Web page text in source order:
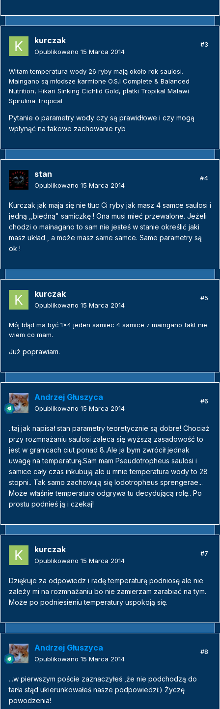
kurczak
Opublikowano 15 Marca 2014
#3
Witam temperatura wody 26 ryby mają około rok saulosi.
Maingano są młodsze karmione O.S.I Complete & Balanced
Nutrition, Hikari Sinking Cichlid Gold, płatki Tropikal Malawi
Spirulina Tropical
Pytanie o parametry wody czy są prawidłowe i czy mogą
wpłynąć na takowe zachowanie ryb
stan
Opublikowano 15 Marca 2014
#4
Kurczak jak maja się nie tłuc Ci ryby jak masz 4 samce saulosi i
jedną ,,biedną" samiczkę ! Ona musi mieć przewalone. Jeżeli
chodzi o mainagano to sam nie jesteś w stanie określić jaki
masz układ , a może masz same samce. Same parametry są
ok !
kurczak
Opublikowano 15 Marca 2014
#5
Mój błąd ma być 1x4 jeden samiec 4 samice z maingano fakt nie
wiem co mam.
Już poprawiam.
Andrzej Głuszyca
Opublikowano 15 Marca 2014
#6
..taj jak napisał stan parametry teoretycznie są dobre! Chociaż
przy rozmnażaniu saulosi zaleca się wyższą zasadowość to
jest w granicach ciut ponad 8..Ale ja bym zwrócił jednak
uwagę na temperaturę.Sam mam Pseudotropheus saulosi i
samice cały czas inkubują ale u mnie temperatura wody to 28
stopni.. Tak samo zachowują się Iodotropheus sprengerae...
Może właśnie temperatura odgrywa tu decydującą rolę.. Po
prostu podnieś ją i czekaj!
kurczak
Opublikowano 15 Marca 2014
#7
Dziękuje za odpowiedz i radę temperaturę podniosę ale nie
zależy mi na rozmnażaniu bo nie zamierzam zarabiać na tym.
Może po podniesieniu temperatury uspokoją się.
Andrzej Głuszyca
Opublikowano 15 Marca 2014
#8
...w pierwszym poście zaznaczyłeś ,że nie podchodzą do
tarła stąd ukierunkowałeś nasze podpowiedzi:) Życzę
powodzenia!